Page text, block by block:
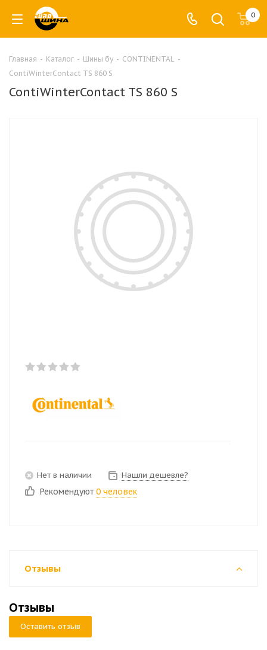
0
Главная - Каталог - Шины бу - CONTINENTAL -
ContiWinterContact TS 860 S
ContiWinterContact TS 860 S
Нет в наличии Нашли дешевле?
Рекомендуют 0 человек
Отзывы
Отзывы
Оставить отзыв